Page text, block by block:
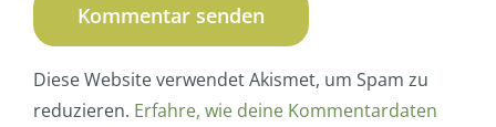
Diese Website verwendet Akismet, um Spam zu
reduzieren. Erfahre, wie deine Kommentardaten